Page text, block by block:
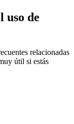
uso de
relacionadas
útil si estás